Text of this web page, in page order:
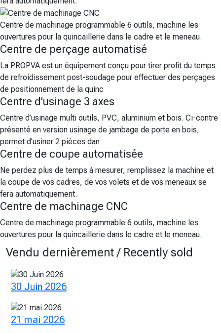
Centre de machinage programmable 6 outils, machine les
ouvertures pour la quincaillerie dans le cadre et le meneau.
Centre de perçage automatisé
La PROPVA est un équipement conçu pour tirer profit du temps
de refroidissement post-soudage pour effectuer des perçages
de positionnement de la quinc
Centre d’usinage 3 axes
Centre d’usinage multi outils, PVC, aluminium et bois. Ci-contre
présenté en version usinage de jambage de porte en bois,
permet d'usiner 2 pièces dan
Centre de coupe automatisée
Ne perdez plus de temps à mesurer, remplissez la machine et
la coupe de vos cadres, de vos volets et de vos meneaux se
fera automatiquement.
Centre de machinage CNC
Centre de machinage programmable 6 outils, machine les
ouvertures pour la quincaillerie dans le cadre et le meneau.
Vendu dernièrement / Recently sold
30 Juin 2026
21 mai 2026